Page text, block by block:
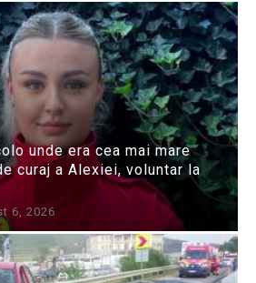
unde era cea mai mare
curaj a Alexiei, voluntar la
6, 2026